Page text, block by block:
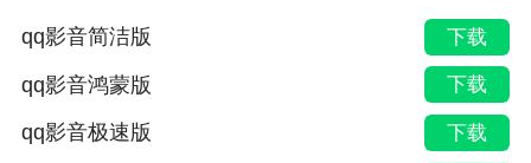
qq影音简洁版 下载
qq影音鸿蒙版 下载
qq影音极速版 下载